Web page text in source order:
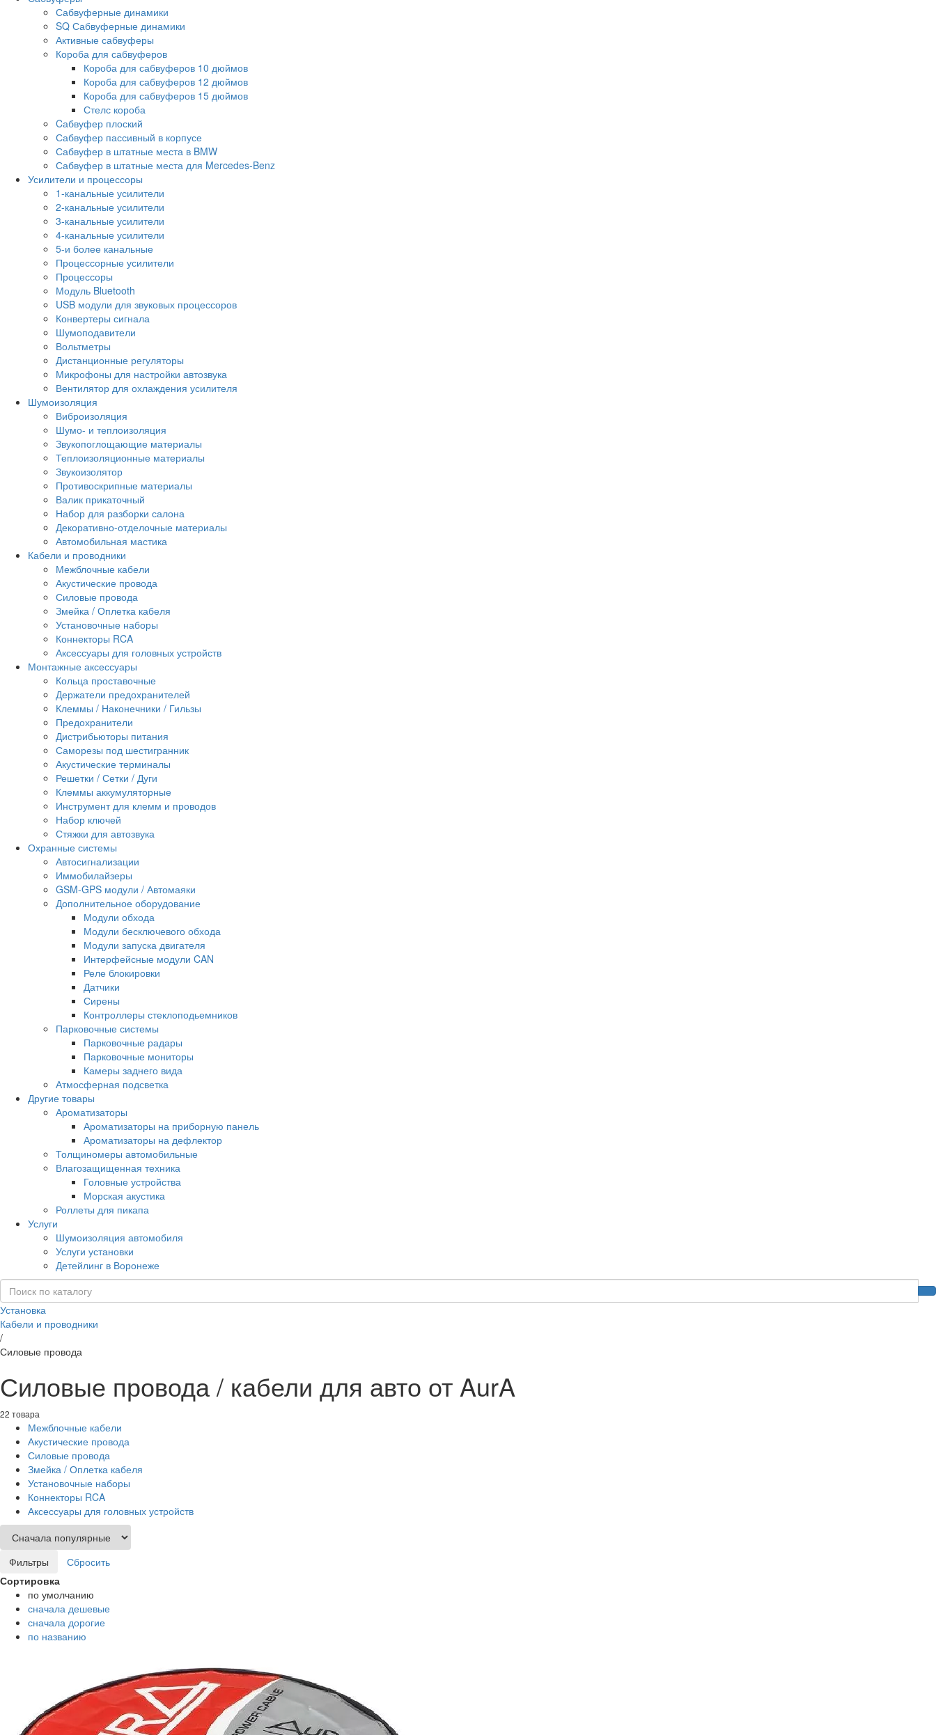
Сабвуферные динамики
SQ Сабвуферные динамики
Активные сабвуферы
Короба для сабвуферов
Короба для сабвуферов 10 дюймов
Короба для сабвуферов 12 дюймов
Короба для сабвуферов 15 дюймов
Стелс короба
Cабвуфер плоский
Сабвуфер пассивный в корпусе
Сабвуфер в штатные места в BMW
Сабвуфер в штатные места для Mercedes-Benz
Усилители и процессоры
1-канальные усилители
2-канальные усилители
3-канальные усилители
4-канальные усилители
5-и более канальные
Процессорные усилители
Процессоры
Модуль Bluetooth
USB модули для звуковых процессоров
Конвертеры сигнала
Шумоподавители
Вольтметры
Дистанционные регуляторы
Микрофоны для настройки автозвука
Вентилятор для охлаждения усилителя
Шумоизоляция
Виброизоляция
Шумо- и теплоизоляция
Звукопоглощающие материалы
Теплоизоляционные материалы
Звукоизолятор
Противоскрипные материалы
Валик прикаточный
Набор для разборки салона
Декоративно-отделочные материалы
Автомобильная мастика
Кабели и проводники
Межблочные кабели
Акустические провода
Силовые провода
Змейка / Оплетка кабеля
Установочные наборы
Коннекторы RCA
Аксессуары для головных устройств
Монтажные аксессуары
Кольца проставочные
Держатели предохранителей
Клеммы / Наконечники / Гильзы
Предохранители
Дистрибьюторы питания
Саморезы под шестигранник
Акустические терминалы
Решетки / Сетки / Дуги
Клеммы аккумуляторные
Инструмент для клемм и проводов
Набор ключей
Стяжки для автозвука
Охранные системы
Автосигнализации
Иммобилайзеры
GSM-GPS модули / Автомаяки
Дополнительное оборудование
Модули обхода
Модули бесключевого обхода
Модули запуска двигателя
Интерфейсные модули CAN
Реле блокировки
Датчики
Сирены
Контроллеры стеклоподьемников
Парковочные системы
Парковочные радары
Парковочные мониторы
Камеры заднего вида
Атмосферная подсветка
Другие товары
Ароматизаторы
Ароматизаторы на приборную панель
Ароматизаторы на дефлектор
Толщиномеры автомобильные
Влагозащищенная техника
Головные устройства
Морская акустика
Роллеты для пикапа
Услуги
Шумоизоляция автомобиля
Услуги установки
Детейлинг в Воронеже
Установка
Кабели и проводники
/
Силовые провода
Силовые провода / кабели для авто от AurA
22 товара
Межблочные кабели
Акустические провода
Силовые провода
Змейка / Оплетка кабеля
Установочные наборы
Коннекторы RCA
Аксессуары для головных устройств
Фильтры
Сбросить
Сортировка
по умолчанию
сначала дешевые
сначала дорогие
по названию